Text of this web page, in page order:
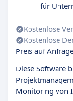
für
Kostenlose
Kostenlose
Preis auf Anfrage
Diese Software
Monitoring von